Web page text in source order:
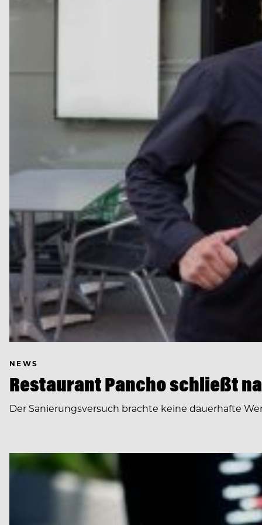
NEWS
Restaurant Pancho schließt
Der Sanierungsversuch brachte keine dauerhafte